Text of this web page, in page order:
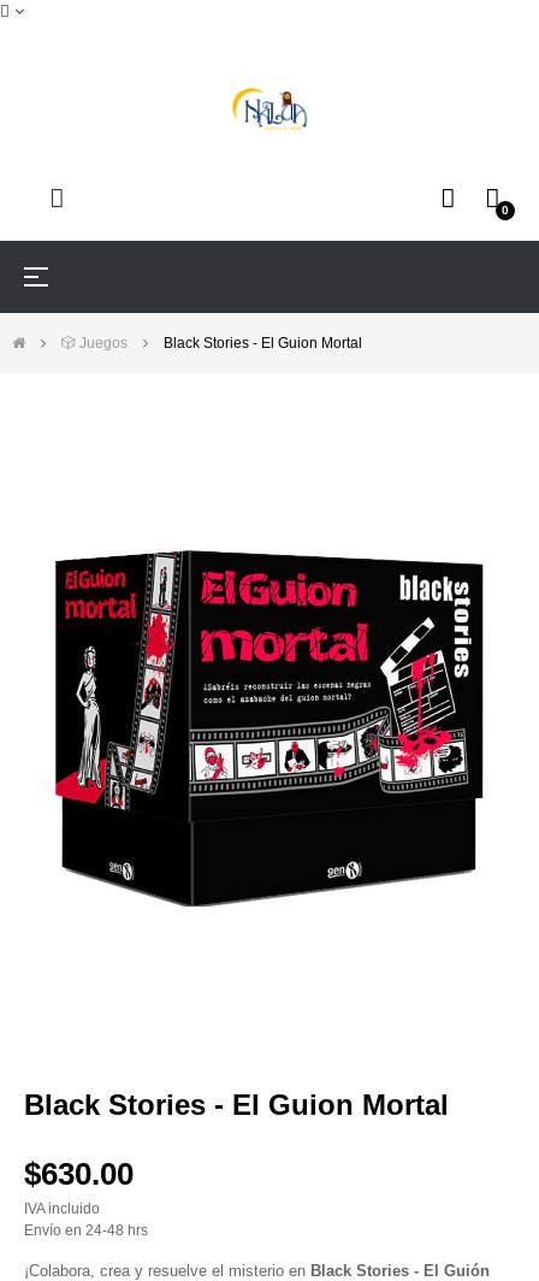
0
Navegación
☰
🎲 Juegos Black Stories - El Guion Mortal
Black Stories - El Guion Mortal
$630.00
IVA incluido
Envío en 24-48 hrs
¡Colabora, crea y resuelve el misterio en Black Stories - El Guión